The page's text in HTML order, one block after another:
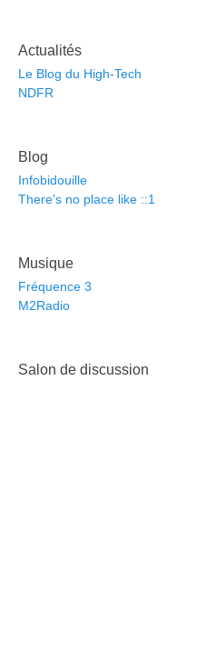
Actualités
Le Blog du High-Tech
NDFR
Blog
Infobidouille
There's no place like ::1
Musique
Fréquence 3
M2Radio
Salon de discussion